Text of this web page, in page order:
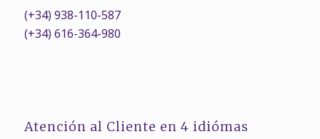
(+34) 938-110-587
(+34) 616-364-980
Atención al Cliente en 4 idiómas